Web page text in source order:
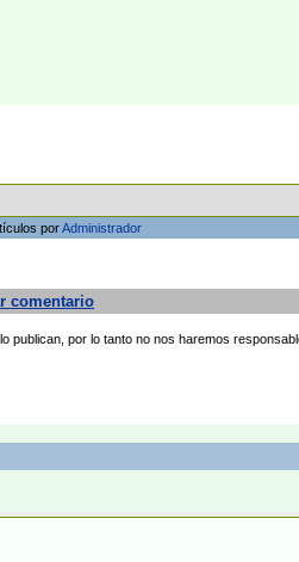
porAdministrador
comentario
publican, por lo tanto no nos haremos